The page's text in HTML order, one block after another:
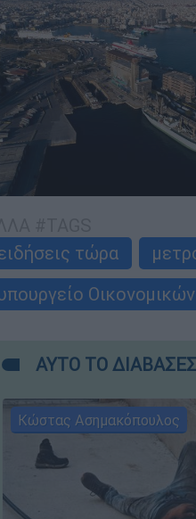
τώρα
Οικονομικών
ΑΥΤΟ ΤΟ
Κώστας Ασημακόπουλος